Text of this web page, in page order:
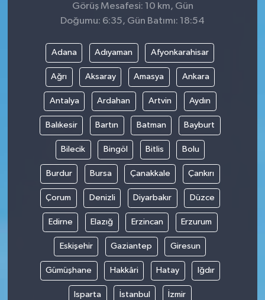
Görüş Mesafesi: 10 km, Gün
Doğumu: 6:35, Gün Batımı: 18:54
Adana Adıyaman Afyonkarahisar
Ağrı Aksaray Amasya Ankara
Antalya Ardahan Artvin Aydın
Balıkesir Bartın Batman Bayburt
Bilecik Bingöl Bitlis Bolu
Burdur Bursa Çanakkale Çankırı
Çorum Denizli Diyarbakır Düzce
Edirne Elazığ Erzincan Erzurum
Eskişehir Gaziantep Giresun
Gümüşhane Hakkâri Hatay Iğdır
Isparta İstanbul İzmir